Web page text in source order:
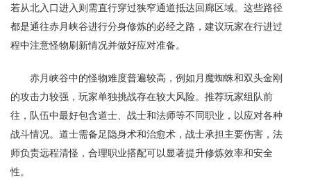
若从北入口进入则需直行穿过狭窄通道抵达回廊区域。这些路径
都是通往赤月峡谷进行分身修炼的必经之路，建议玩家在行进过
程中注意怪物刷新情况并做好应对准备。
赤月峡谷中的怪物难度普遍较高，例如月魔蜘蛛和双头金刚
的攻击力较强，玩家单独挑战存在较大风险。推荐玩家组队前
往，队伍中最好包含道士、战士和法师等不同职业，以应对各种
战斗情况。道士需备足隐身术和治愈术，战士承担主要伤害，法
师负责远程清怪，合理职业搭配可以显著提升修炼效率和安全
性。